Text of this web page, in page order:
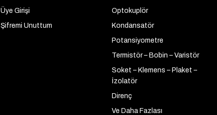
Üye Girişi
Şifremi Unuttum
Optokuplör
Kondansatör
Potansiyometre
Termistör – Bobin – Varistör
Soket – Klemens – Plaket –
İzolatör
Direnç
Ve Daha Fazlası